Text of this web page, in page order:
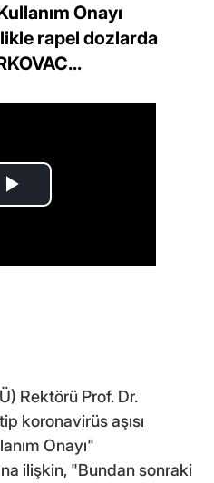
Onayı
rapel dozlarda
Rektörü Prof. Dr.
koronavirüs aşısı
Onayı"
ilişkin, "Bundan sonraki